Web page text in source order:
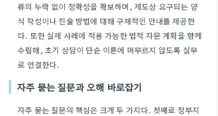
류의 누락 없이 정확성을 확보하며, 제도상 요구되는 양
식 작성이나 진술 방법에 대해 구체적인 안내를 제공한
다. 또한 실제 사례에 적용 가능한 법적 자문 계획을 함께
수립해, 초기 상담이 단순 이론에 머무르지 않도록 실무
로 연결한다.
자주 묻는 질문과 오해 바로잡기
자주 묻는 질문의 핵심은 크게 두 가지다. 첫째로 정부지